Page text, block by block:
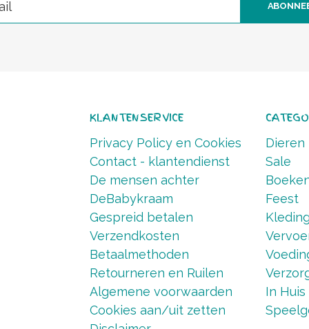
KLANTENSERVICE
Privacy Policy en Cookies
Contact - klantendienst
De mensen achter
DeBabykraam
Gespreid betalen
Verzendkosten
Betaalmethoden
Retourneren en Ruilen
Algemene voorwaarden
Cookies aan/uit zetten
Dieren
Sale
Feest
In Huis